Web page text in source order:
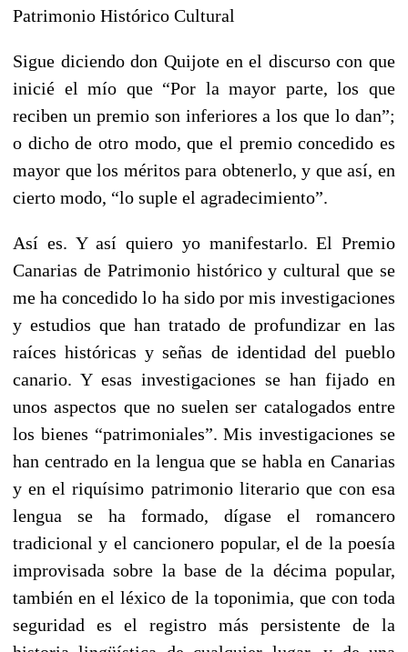
Patrimonio Histórico Cultural
Sigue diciendo don Quijote en el discurso con que
inicié el mío que “Por la mayor parte, los que
reciben un premio son inferiores a los que lo dan”;
o dicho de otro modo, que el premio concedido es
mayor que los méritos para obtenerlo, y que así, en
cierto modo, “lo suple el agradecimiento”.
Así es. Y así quiero yo manifestarlo. El Premio
Canarias de Patrimonio histórico y cultural que se
me ha concedido lo ha sido por mis investigaciones
y estudios que han tratado de profundizar en las
raíces históricas y señas de identidad del pueblo
canario. Y esas investigaciones se han fijado en
unos aspectos que no suelen ser catalogados entre
los bienes “patrimoniales”. Mis investigaciones se
han centrado en la lengua que se habla en Canarias
y en el riquísimo patrimonio literario que con esa
lengua se ha formado, dígase el romancero
tradicional y el cancionero popular, el de la poesía
improvisada sobre la base de la décima popular,
también en el léxico de la toponimia, que con toda
seguridad es el registro más persistente de la